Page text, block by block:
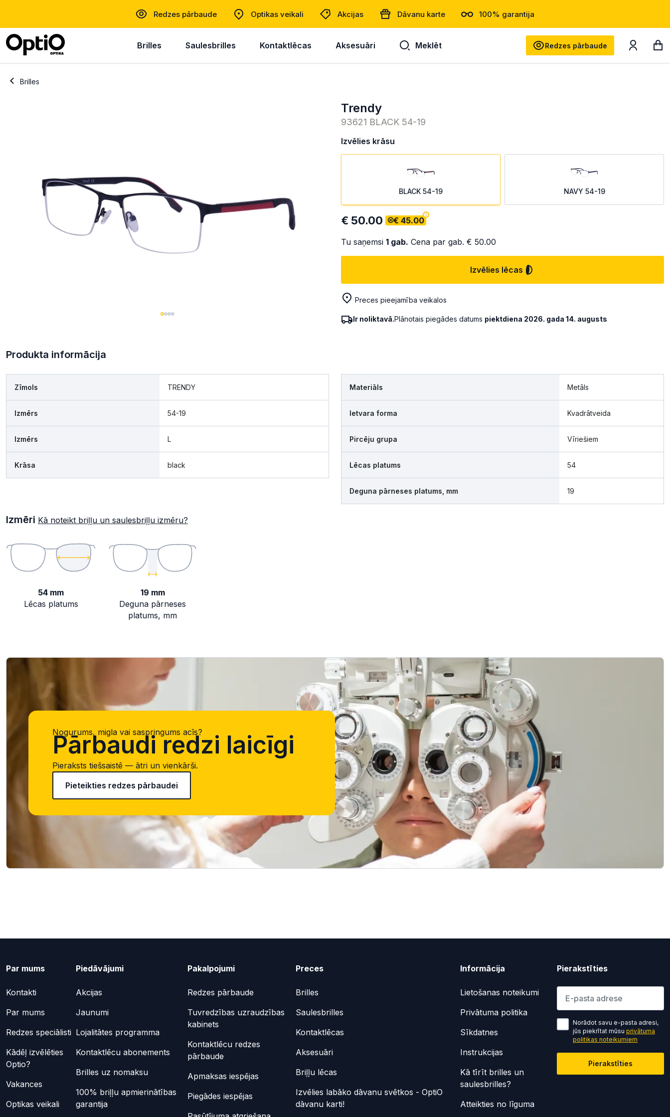
Redzes pārbaude Optikas veikali Akcijas Dāvanu karte 100% garantija
Brilles Saulesbrilles Kontaktlēcas Aksesuāri Meklēt Redzes pārbaude
Brilles
trendy
93621 BLACK 54-19
Izvēlies krāsu
BLACK 54-19 NAVY 54-19
€ 50.00 € 45.00
Tu saņemsi 1 gab. Cena par gab. € 50.00
Izvēlies lēcas
Preces pieejamība veikalos
Ir noliktavā.Plānotais piegādes datums piektdiena 2026. gada 14. augusts
Produkta informācija
Zīmols TRENDY
Izmērs 54-19
Izmērs L
Krāsa black
Materiāls Metāls
Ietvara forma Kvadrātveida
Pircēju grupa Vīriešiem
Lēcas platums 54
Deguna pārneses platums, mm 19
Izmēri Kā noteikt briļļu un saulesbriļļu izmēru?
54 mm
Lēcas platums
19 mm
Deguna pārneses
platums, mm
Nogurums, migla vai saspringums acīs?
Pārbaudi redzi laicīgi
Pieraksts tiešsaistē — ātri un vienkārši.
Pieteikties redzes pārbaudei
Par mums
Kontakti
Par mums
Redzes speciālisti
Kādēļ izvēlēties
Optio?
Vakances
Optikas veikali
Piedāvājumi
Akcijas
Jaunumi
Lojalitātes programma
Kontaktlēcu abonements
Brilles uz nomaksu
100% briļļu apmierinātības
garantija
Pakalpojumi
Redzes pārbaude
Tuvredzības uzraudzības
kabinets
Kontaktlēcu redzes
pārbaude
Apmaksas iespējas
Piegādes iespējas
Preces
Brilles
Saulesbrilles
Kontaktlēcas
Aksesuāri
Briļļu lēcas
Izvēlies labāko dāvanu svētkos - OptiO
dāvanu karti!
Informācija
Lietošanas noteikumi
Privātuma politika
Sīkdatnes
Instrukcijas
Kā tīrīt brilles un
saulesbrilles?
Atteikties no līguma
Pierakstīties
Lūdzu ievadiet e-pasta adresi
Norādot savu e-pasta adresi,
jūs piekrītat mūsu privātuma
politikas noteikumiem
Pierakstīties